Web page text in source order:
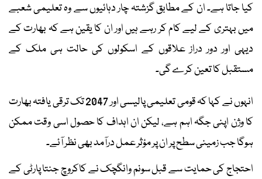
کیا جاتا ہے۔ ان کے مطابق گزشتہ چار دہائیوں سے وہ تعلیمی شعبے
میں بہتری کے لیے کام کر رہے ہیں اور ان کا یقین ہے کہ بھارت کے
دیہی اور دور دراز علاقوں کے اسکولوں کی حالت ہی ملک کے
مستقبل کا تعین کرے گی۔
انہوں نے کہا کہ قومی تعلیمی پالیسی اور 2047 تک ترقی یافتہ بھارت
کا وژن اپنی جگہ اہم ہے، لیکن ان اہداف کا حصول اسی وقت ممکن
ہوگا جب زمینی سطح پر ان پر مؤثر عمل درآمد بھی نظر آئے۔
احتجاج کی حمایت سے قبل سونم وانگچک نے کاکروچ جنتا پارٹی کے